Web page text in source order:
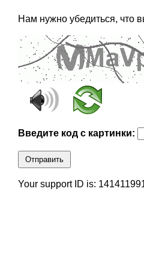
Нам нужно убедиться, что
Введите код с картинки:
Отправить
Your support ID is: